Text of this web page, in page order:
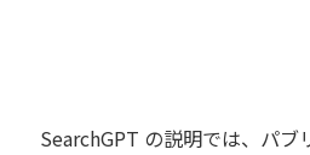
SearchGPT の説明では、パ